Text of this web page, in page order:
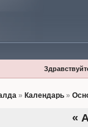
» Календарь»
«